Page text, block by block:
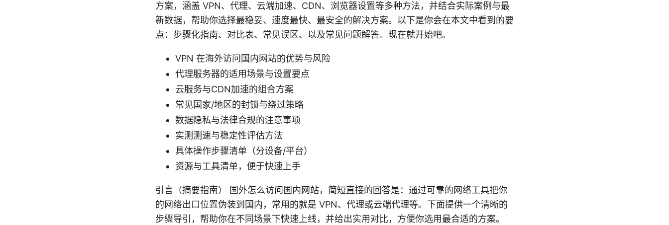
方案，涵盖 VPN、代理、云端加速、CDN、浏览器设置等多种方法，并结合实际案例与最
新数据，帮助你选择最稳妥、速度最快、最安全的解决方案。以下是你会在本文中看到的要
点：步骤化指南、对比表、常见误区、以及常见问题解答。现在就开始吧。
VPN 在海外访问国内网站的优势与风险
代理服务器的适用场景与设置要点
云服务与CDN加速的组合方案
常见国家/地区的封锁与绕过策略
数据隐私与法律合规的注意事项
实测测速与稳定性评估方法
具体操作步骤清单（分设备/平台）
资源与工具清单，便于快速上手
引言（摘要指南） 国外怎么访问国内网站，简短直接的回答是：通过可靠的网络工具把你
的网络出口位置伪装到国内，常用的就是 VPN、代理或云端代理等。下面提供一个清晰的
步骤导引，帮助你在不同场景下快速上线，并给出实用对比，方便你选用最合适的方案。